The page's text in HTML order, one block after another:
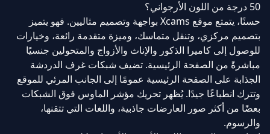
50 درجة من اللون الأرجواني؟
حسنًا، يتمتع موقع Xcams بواجهة وتصميم مثاليين. فهو يتميز
بتصميم مركزي، وتنقل متماسك، وميزة متقدمة رائعة، وخيارات
للوصول إلى كاميرا الذكور والإناث والأزواج والمتحولين جنسيًا
مباشرةً من الصفحة الرئيسية. تضيف شبكات غرف الدردشة
الجذابة على الصفحة الرئيسية عمومًا إلى الجانب المرئي للموقع
وتترك انطباعًا جيدًا. يُظهر تحريك مؤشر الماوس فوق الشبكات
بعضًا من أكثر صور العارضات جاذبية، واللغات التي تتقنها،
والرسوم.